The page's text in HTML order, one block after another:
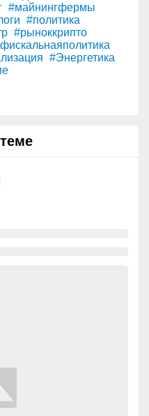
#майнингфермы
#политика
#рыноккрипто
#Энергетика